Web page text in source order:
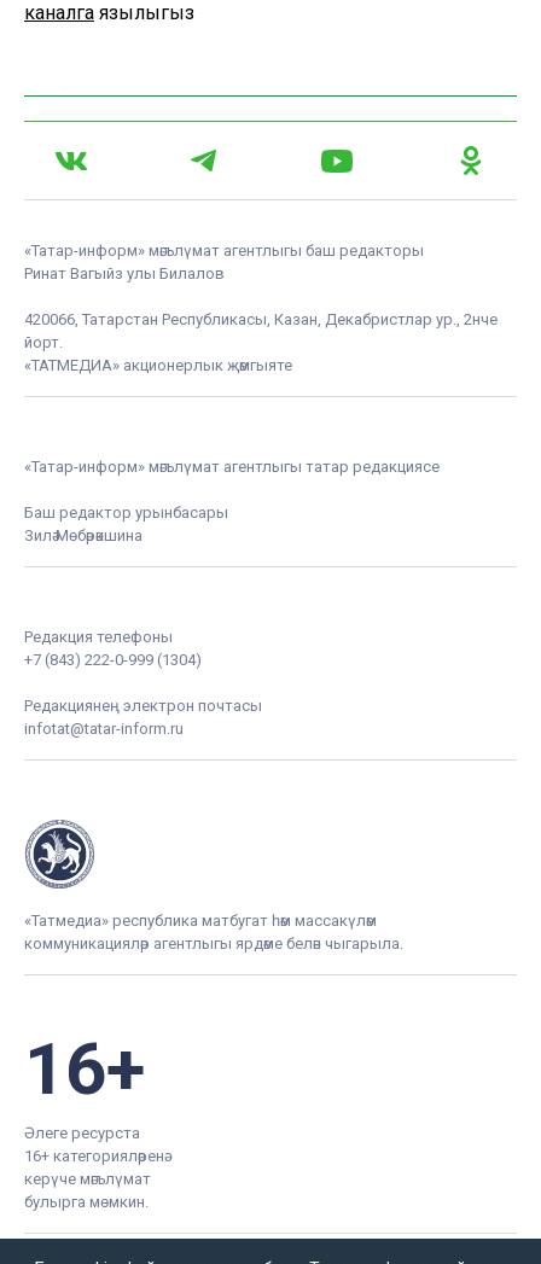
каналга язылыгыз
«Татар-информ» мәгълүмат агентлыгы баш редакторы
Ринат Вагыйз улы Билалов
420066, Татарстан Республикасы, Казан, Декабристлар ур., 2нче
йорт.
«ТАТМЕДИА» акционерлык җәмгыяте
«Татар-информ» мәгълүмат агентлыгы татар редакциясе
Баш редактор урынбасары
Зилә Мөбәрәкшина
Редакция телефоны
+7 (843) 222-0-999 (1304)
Редакциянең электрон почтасы
infotat@tatar-inform.ru
«Татмедиа» республика матбугат һәм массакүләм
коммуникацияләр агентлыгы ярдәме белән чыгарыла.
16+
Әлеге ресурста
16+ категорияләренә
керүче мәгълүмат
булырга мөмкин.